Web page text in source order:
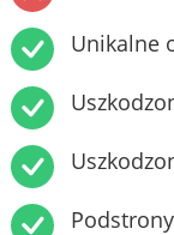
Unikalne